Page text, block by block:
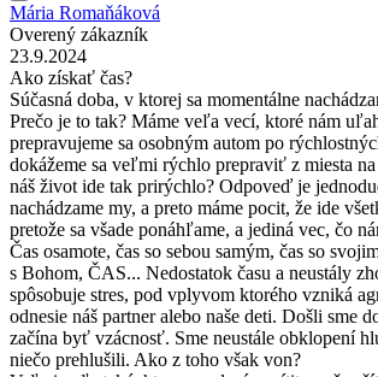
Mária Romaňáková
Overený zákazník
23.9.2024
Ako získať čas?
Súčasná doba, v ktorej sa momentálne
Prečo je to tak? Máme veľa vecí, ktoré nám
prepravujeme sa osobným autom po
dokážeme sa veľmi rýchlo prepraviť z miesta
náš život ide tak prirýchlo? Odpoveď je
nachádzame my, a preto máme pocit, že ide
pretože sa všade ponáhľame, a jediná vec, čo
Čas osamote, čas so sebou samým, čas so
s Bohom, ČAS... Nedostatok času a neustály
spôsobuje stres, pod vplyvom ktorého vzniká
odnesie náš partner alebo naše deti. Došli sme
začína byť vzácnosť. Sme neustále obklopení
niečo prehlušili. Ako z toho však von?